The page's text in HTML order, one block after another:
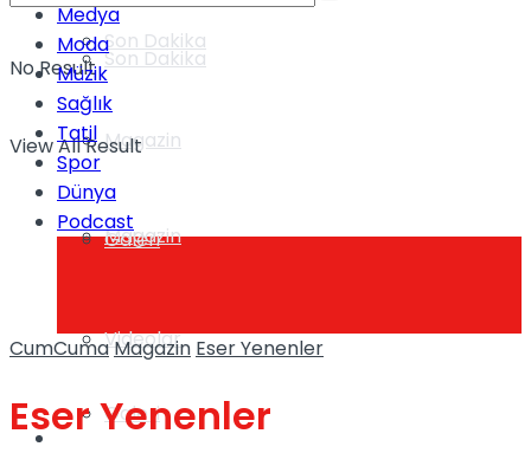
Son Dakika
Magazin
Galeri
Son Dakika
Magazin
Galeri
Videolar
Gündem
No Result
View All Result
Medya
Moda
Müzik
Sağlık
Tatil
Spor
Dünya
Podcast
CumCumaMagazin Eser Yenenler
Eser Yenenler